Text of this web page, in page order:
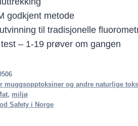
godkjent metode
til tradisjonelle
– 1-19 prøver om gangen
muggsopptoksiner og andre naturlige
, miljø
Safety i Norge